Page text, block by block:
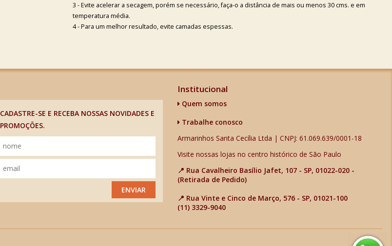
3 - Evite acelerar a secagem, porém se necessário, faça-o a distância de mais ou menos 30 cms. e em
temperatura média.
4 - Para um melhor resultado, evite camadas espessas.
CADASTRE-SE E RECEBA NOSSAS NOVIDADES E
PROMOÇÕES.
ENVIAR
Institucional
Quem somos
Trabalhe conosco
Armarinhos Santa Cecília Ltda | CNPJ: 61.069.639/0001-18
Visite nossas lojas no centro histórico de São Paulo
📍 Rua Cavalheiro Basílio Jafet, 107 - SP, 01022-020 -
(Retirada de Pedido)
📍 Rua Vinte e Cinco de Março, 576 - SP, 01021-100
(11) 3329-9040